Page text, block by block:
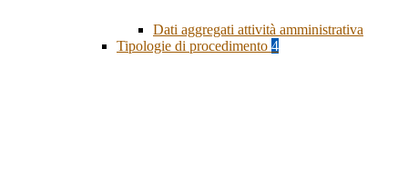
Dati aggregati attività amministrativa
Tipologie di procedimento 4